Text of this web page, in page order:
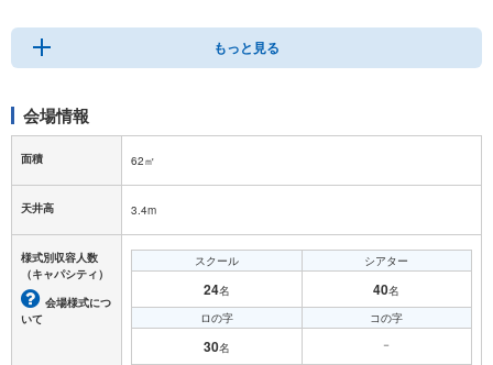
ョンショーなど華やかなイベントにも適した多彩な空間をご用意しておりま
す。
もっと見る
会場情報
面積 62㎡
天井高 3.4m
様式別収容人数
（キャパシティ）
会場様式につ
いて
スクール
24名
シアター
40名
ロの字
30名
コの字
－